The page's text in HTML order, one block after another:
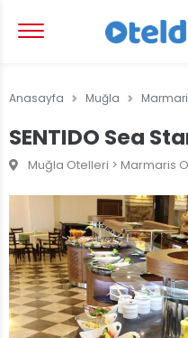
Anasayfa Muğla
SENTIDO Sea
Muğla Otelleri > Marmaris